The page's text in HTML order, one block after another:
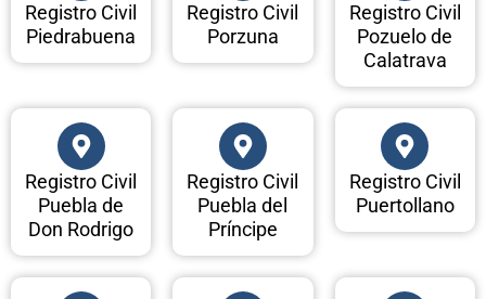
Registro Civil
Piedrabuena
Registro Civil
Porzuna
Registro Civil
Pozuelo de
Calatrava
Registro Civil
Puebla de
Don Rodrigo
Registro Civil
Puebla del
Príncipe
Registro Civil
Puertollano